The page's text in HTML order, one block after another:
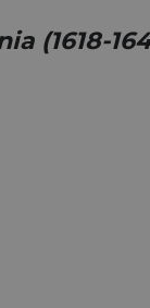
(1618-